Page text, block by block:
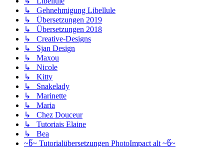
↳ Gehnehmigung Libellule
↳ Übersetzungen 2019
↳ Übersetzungen 2018
↳ Creative-Designs
↳ Sjan Design
↳ Maxou
↳ Nicole
↳ Kitty
↳ Snakelady
↳ Marinette
↳ Maria
↳ Chez Douceur
↳ Tutoriais Elaine
↳ Bea
~წ~ Tutorialübersetzungen PhotoImpact alt ~წ~